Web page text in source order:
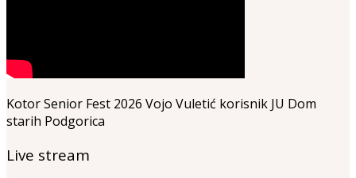
Kotor Senior Fest 2026 Vojo Vuletić korisnik JU Dom
starih Podgorica
Live stream